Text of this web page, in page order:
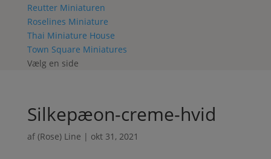
Reutter Miniaturen
Roselines Miniature
Thai Miniature House
Town Square Miniatures
Vælg en side
Silkepæon-creme-hvid
af (Rose) Line | okt 31, 2021